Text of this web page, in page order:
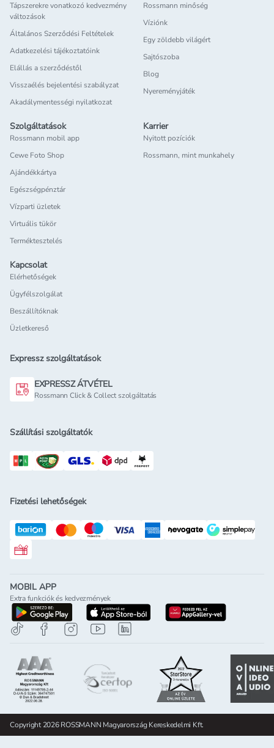
Tápszerekre vonatkozó kedvezmény
változások
Általános Szerződési Feltételek
Adatkezelési tájékoztatóink
Elállás a szerződéstől
Visszaélés bejelentési szabályzat
Akadálymentességi nyilatkozat
Rossmann minőség
Víziónk
Egy zöldebb világért
Sajtószoba
Blog
Nyereményjáték
Szolgáltatások
Rossmann mobil app
Cewe Foto Shop
Ajándékkártya
Egészségpénztár
Vízparti üzletek
Virtuális tükör
Terméktesztelés
Karrier
Nyitott pozíciók
Rossmann, mint munkahely
Kapcsolat
Elérhetőségek
Ügyfélszolgálat
Beszállítóknak
Üzletkereső
Expressz szolgáltatások
EXPRESSZ ÁTVÉTEL
Rossmann Click & Collect szolgáltatás
Szállítási szolgáltatók
Fizetési lehetőségek
Rossmann ajándékkártya
MOBIL APP
Extra funkciók és kedvezmények
letöltés a google-play-rölletöltés az app-store-ból
letöltés
Copyright 2026 ROSSMANN Magyarország Kereskedelmi Kft.